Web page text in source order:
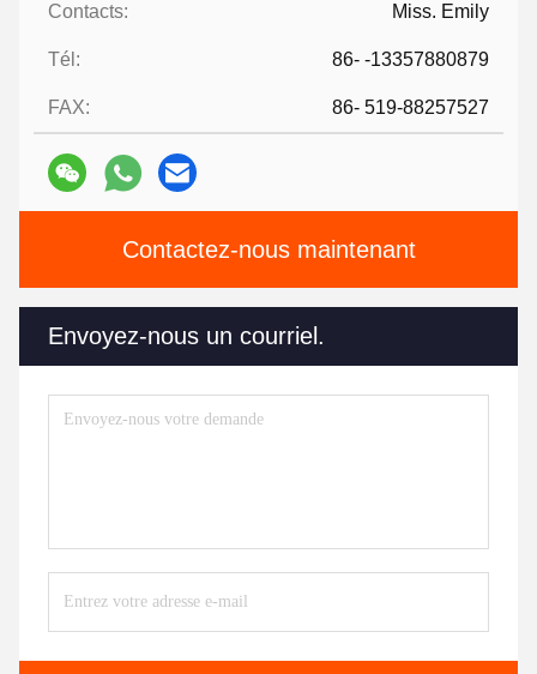
Contacts: Miss. Emily
Tél: 86- -13357880879
FAX: 86- 519-88257527
Contactez-nous maintenant
Envoyez-nous un courriel.